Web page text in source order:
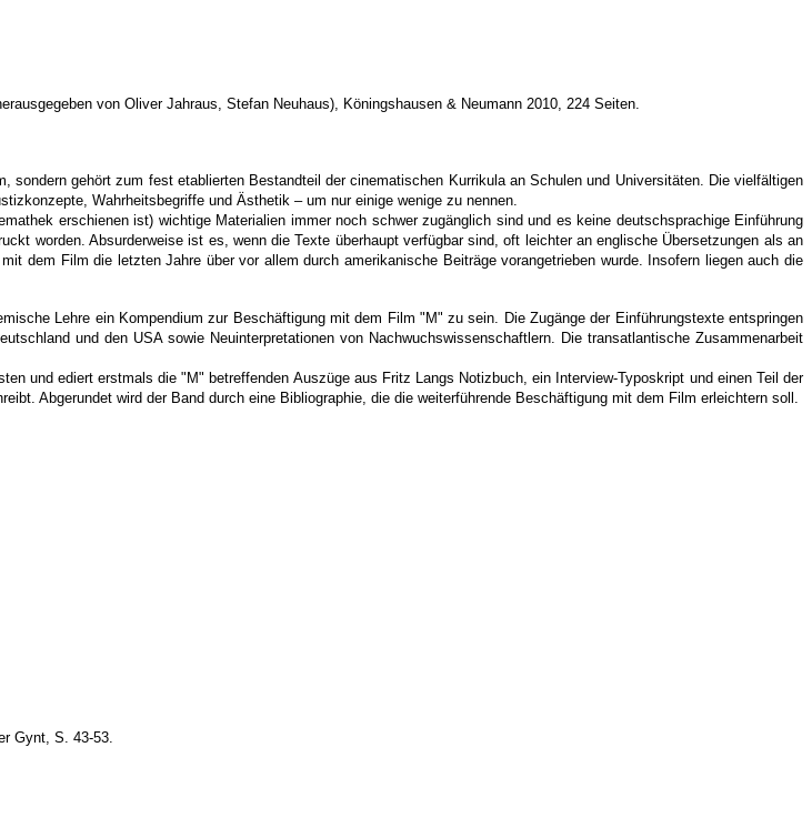
von Oliver Jahraus, Stefan Neuhaus), Köningshausen & Neumann 2010, 224 Seiten.
gehört zum fest etablierten Bestandteil der cinematischen Kurrikula an Schulen und Universitäten. Die vielfältigen
Wahrheitsbegriffe und Ästhetik – um nur einige wenige zu nennen.
erschienen ist) wichtige Materialien immer noch schwer zugänglich sind und es keine deutschsprachige Einführung
worden. Absurderweise ist es, wenn die Texte überhaupt verfügbar sind, oft leichter an englische Übersetzungen als an
dem Film die letzten Jahre über vor allem durch amerikanische Beiträge vorangetrieben wurde. Insofern liegen auch die
Lehre ein Kompendium zur Beschäftigung mit dem Film "M" zu sein. Die Zugänge der Einführungstexte entspringen
und den USA sowie Neuinterpretationen von Nachwuchswissenschaftlern. Die transatlantische Zusammenarbeit
und ediert erstmals die "M" betreffenden Auszüge aus Fritz Langs Notizbuch, ein Interview-Typoskript und einen Teil der
Abgerundet wird der Band durch eine Bibliographie, die die weiterführende Beschäftigung mit dem Film erleichtern soll.
Gynt, S. 43-53.